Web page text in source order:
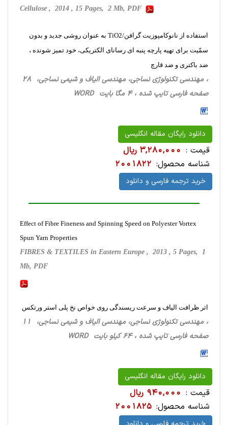
Cellulose , 2014 , 15 Pages, 2 Mb, PDF
استفاده از نانوکامپوزیت گرافن/TiO2 به عنوان روشی جدید و بدون
سمّیت برای تهیه پارچه پنبه ای رسانای الکتریکی، خود تمیز شونده ،
ضد باکتری و ضد قارچ
، مهندسی تکنولوژی نساجی، مهندسی الیاف و شیمی نساجی، 28
صفحه فارسی تایپ شده ، 4 مگا بایت WORD
دانلود رایگان مقاله انگلیسی
قیمت : 3,280,000 ریال
شناسه محصول: 2001822
خرید ترجمه فارسی و دانلود
Effect of Fibre Fineness and Spinning Speed on Polyester Vortex
Spun Yarn Properties
FIBRES & TEXTILES in Eastern Europe , 2013 , 5 Pages, 1
Mb, PDF
اثر ظرافت الیاف و سرعت ریسندگی روی خواص نخ پلی استر ورتکس
، مهندسی تکنولوژی نساجی، مهندسی الیاف و شیمی نساجی، 11
صفحه فارسی تایپ شده ، 64 کیلو بایت WORD
دانلود رایگان مقاله انگلیسی
قیمت : 940,000 ریال
شناسه محصول: 2001825